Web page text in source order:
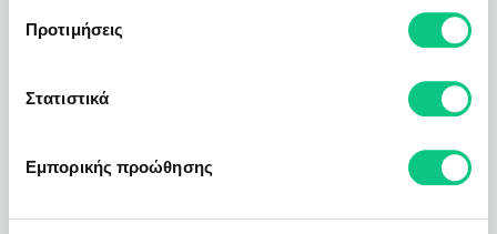
Προτιμήσεις
Στατιστικά
Εμπορικής προώθησης